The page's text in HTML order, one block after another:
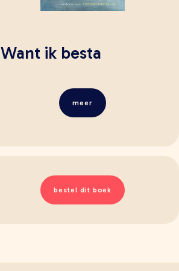
Want ik besta
meer
bestel dit boek